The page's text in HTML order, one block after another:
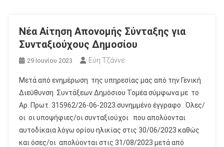
Νέα Αίτηση Απονομής Σύνταξης για
Συνταξιούχους Δημοσίου
29 Ιουνίου 2023 Εύη Τζάννε
Mετά από ενημέρωση της υπηρεσίας μας από την Γενική
Διεύθυνση Συντάξεων Δημόσιου Τομέα σύμφωνα με το
Αρ. Πρωτ. 315962/26-06-2023 συνημμένο έγγραφο . Όλες/
οι οι υποψήφιες/οι συνταξιούχοι που απολύονται
αυτοδίκαια λόγω ορίου ηλικίας στις 30/06/2023 καθώς
και όσες/οι απολύονται στις 31/08/2023 μετά από